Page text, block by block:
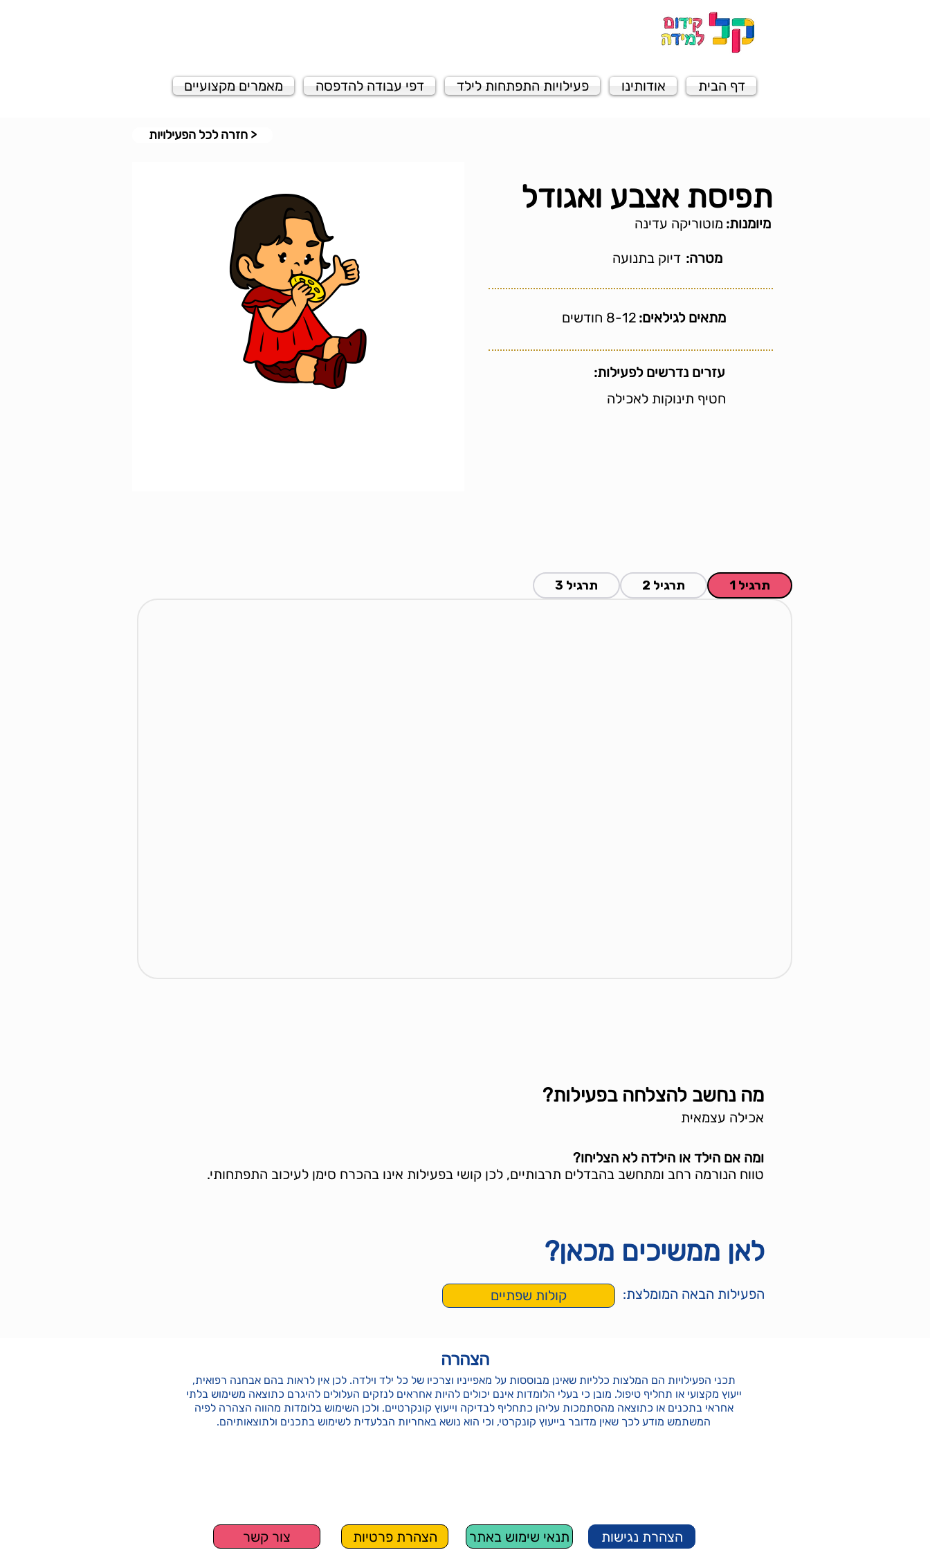
דף הבית אודותינו פעילויות התפתחות לילד דפי עבודה להדפסה מאמרים מקצועיים
< חזרה לכל הפעילויות
תפיסת אצבע ואגודל
מוטוריקה עדינה מיומנות:
מטרה: דיוק בתנועה
מתאים לגילאים: 8-12 חודשים
עזרים נדרשים לפעילות:
חטיף תינוקות לאכילה
תרגיל 1 תרגיל 2 תרגיל 3
מה נחשב להצלחה בפעילות?
אכילה עצמאית
ומה אם הילד או הילדה לא הצליחו?
טווח הנורמה רחב ומתחשב בהבדלים תרבותיים, לכן קושי בפעילות אינו בהכרח סימן לעיכוב התפתחותי.
לאן ממשיכים מכאן?
הפעילות הבאה המומלצת: קולות שפתיים
הצהרה
​תכני הפעילויות הם המלצות כלליות שאינן מבוססות על מאפייניו וצרכיו של כל ילד וילדה. לכן אין לראות בהם אבחנה רפואית,
ייעוץ מקצועי או תחליף טיפול. מובן כי בעלי הלומדות אינם יכולים להיות אחראים לנזקים העלולים להיגרם כתוצאה משימוש בלתי
אחראי בתכנים או כתוצאה מהסתמכות עליהן כתחליף לבדיקה וייעוץ קונקרטיים. ולכן השימוש בלומדות מהווה הצהרה לפיה
המשתמש מודע לכך שאין מדובר בייעוץ קונקרטי, וכי הוא נושא באחריות הבלעדית לשימוש בתכנים ולתוצאותיהם.
הצהרת נגישות תנאי שימוש באתר הצהרת פרטיות צור קשר